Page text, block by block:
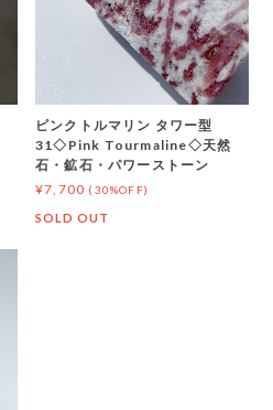
ピンクトルマリン タワー型
31◇Pink Tourmaline◇天然
石・鉱石・パワーストーン
¥7,700 (30%OFF)
SOLD OUT